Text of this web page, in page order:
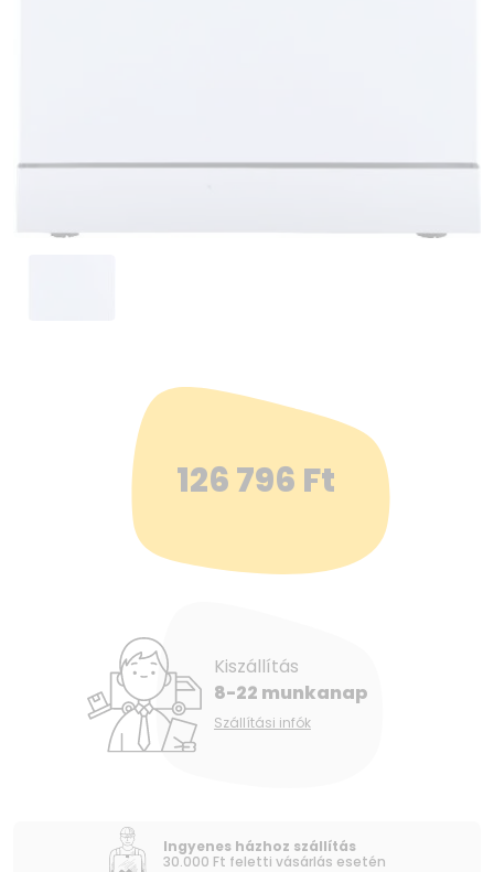
126 796 Ft
Kiszállítás
8-22 munkanap
Szállítási infók
Ingyenes házhoz szállítás
30.000 Ft feletti vásárlás esetén